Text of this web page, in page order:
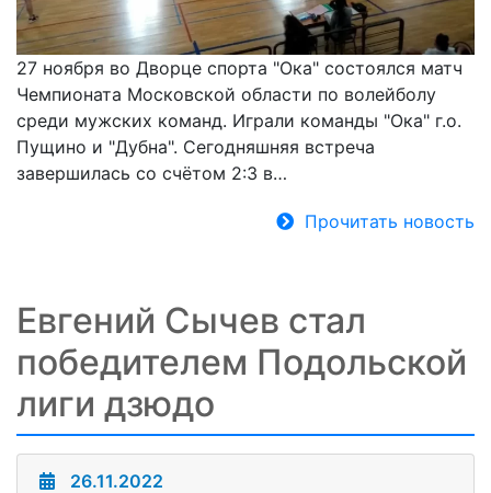
27 ноября во Дворце спорта "Ока" состоялся матч
Чемпионата Московской области по волейболу
среди мужских команд. Играли команды "Ока" г.о.
Пущино и "Дубна". Сегодняшняя встреча
завершилась со счётом 2:3 в…
Прочитать новость
Евгений Сычев стал
победителем Подольской
лиги дзюдо
26.11.2022